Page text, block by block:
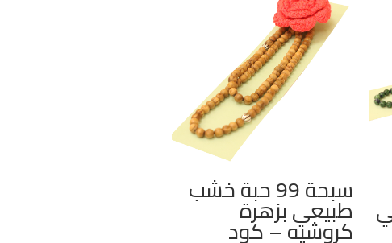
سبحة 99 حبة خشب
طبيعي بزهرة
كروشيه – كود